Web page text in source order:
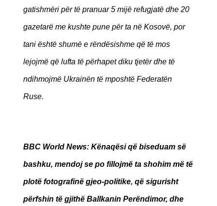
gatishmëri për të pranuar 5 mijë refugjatë dhe 20
gazetarë me kushte pune për ta në Kosovë, por
tani është shumë e rëndësishme që të mos
lejojmë që lufta të përhapet diku tjetër dhe të
ndihmojmë Ukrainën të mposhtë Federatën
Ruse.
BBC World News: Kënaqësi që biseduam së
bashku, mendoj se po fillojmë ta shohim më të
plotë fotografinë gjeo-politike, që sigurisht
përfshin të gjithë Ballkanin Perëndimor, dhe